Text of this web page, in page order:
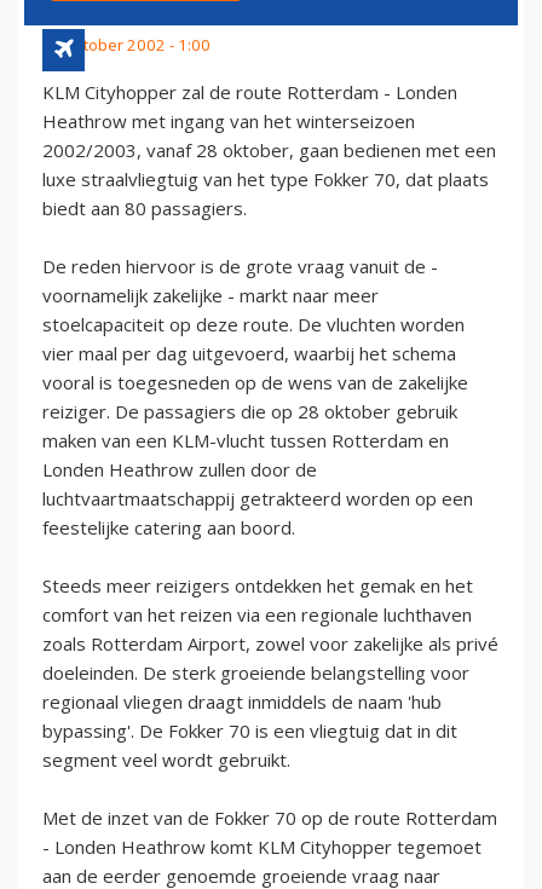
28 oktober 2002 - 1:00
KLM Cityhopper zal de route Rotterdam - Londen
Heathrow met ingang van het winterseizoen
2002/2003, vanaf 28 oktober, gaan bedienen met een
luxe straalvliegtuig van het type Fokker 70, dat plaats
biedt aan 80 passagiers.
De reden hiervoor is de grote vraag vanuit de -
voornamelijk zakelijke - markt naar meer
stoelcapaciteit op deze route. De vluchten worden
vier maal per dag uitgevoerd, waarbij het schema
vooral is toegesneden op de wens van de zakelijke
reiziger. De passagiers die op 28 oktober gebruik
maken van een KLM-vlucht tussen Rotterdam en
Londen Heathrow zullen door de
luchtvaartmaatschappij getrakteerd worden op een
feestelijke catering aan boord.
Steeds meer reizigers ontdekken het gemak en het
comfort van het reizen via een regionale luchthaven
zoals Rotterdam Airport, zowel voor zakelijke als privé
doeleinden. De sterk groeiende belangstelling voor
regionaal vliegen draagt inmiddels de naam 'hub
bypassing'. De Fokker 70 is een vliegtuig dat in dit
segment veel wordt gebruikt.
Met de inzet van de Fokker 70 op de route Rotterdam
- Londen Heathrow komt KLM Cityhopper tegemoet
aan de eerder genoemde groeiende vraag naar